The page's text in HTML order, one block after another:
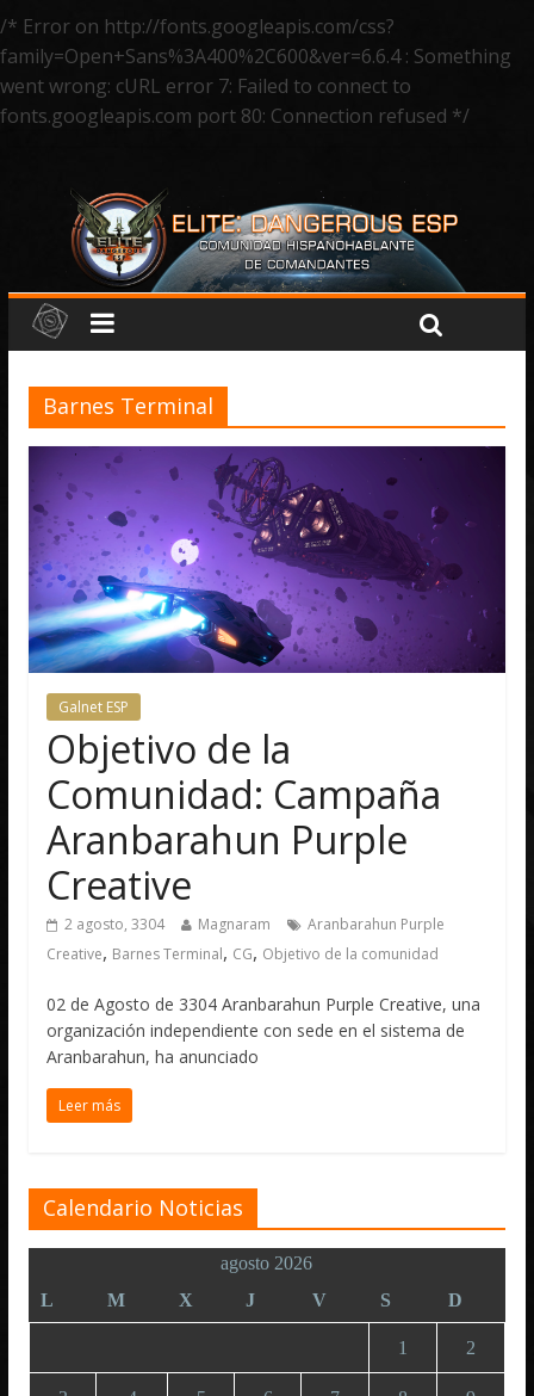
/* Error on http://fonts.googleapis.com/css?
family=Open+Sans%3A400%2C600&ver=6.6.4 : Something
went wrong: cURL error 7: Failed to connect to
fonts.googleapis.com port 80: Connection refused */
Barnes Terminal
Galnet ESP
Objetivo de la
Comunidad: Campaña
Aranbarahun Purple
Creative
2 agosto, 3304 Magnaram
Aranbarahun Purple
Creative, Barnes Terminal, CG, Objetivo de la comunidad
02 de Agosto de 3304 Aranbarahun Purple Creative, una
organización independiente con sede en el sistema de
Aranbarahun, ha anunciado
Leer más
Calendario Noticias
agosto 2026
L
M X J V S D
1 2